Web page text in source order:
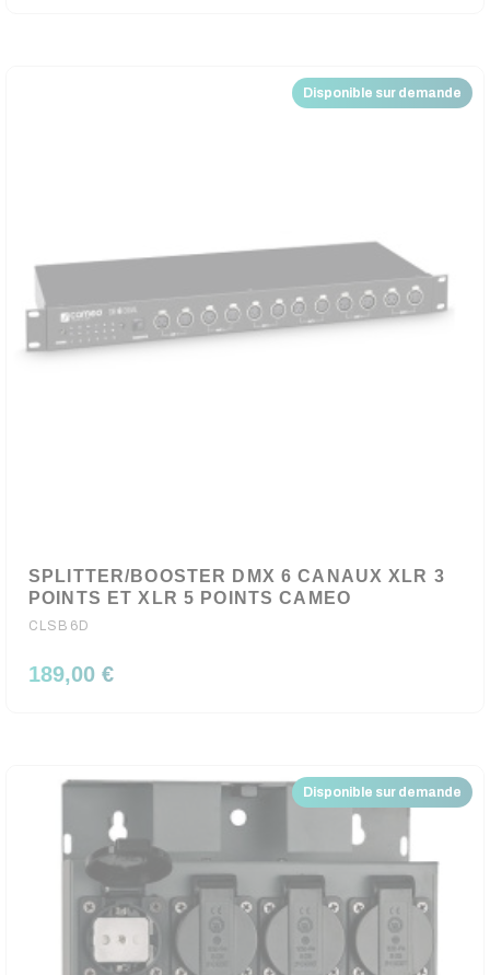
Disponible sur demande
SPLITTER/BOOSTER DMX 6 CANAUX XLR 3
POINTS ET XLR 5 POINTS CAMEO
CLSB6D
189,00 €
Disponible sur demande